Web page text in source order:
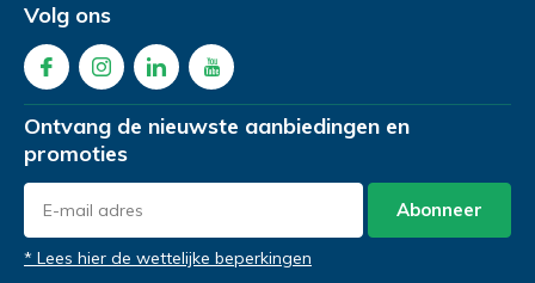
Volg ons
Ontvang de nieuwste aanbiedingen en
promoties
Abonneer
* Lees hier de wettelijke beperkingen